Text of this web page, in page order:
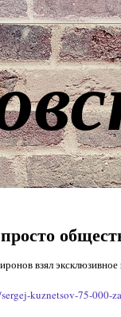
взял
kuznetsov-75-